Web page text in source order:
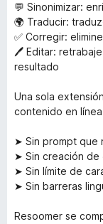
💬 Sinonimizar:
🌍 Traducir:
✅ Corregir:
🖊️ Editar:
resultado
Una sola
contenido en
➤ Sin prompt que
➤ Sin creación de
➤ Sin límite de
➤ Sin barreras
Resoomer se